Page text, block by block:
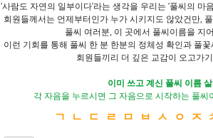
'사람도 자연의 일부이다'라는 생각을 우리는 '풀씨의 마
회원들께서는 언제부터인가 누가 시키지도 않았건만,
풀씨 여러분, 이 곳에서 풀씨이름을 지
이런 기회를 통해 풀씨 한 분 한분의 정체성 확인과 풀
회원들끼리 더 깊은 교감이 오고가
이미 쓰고 계신 풀씨 이름 살
각 자음을 누르시면 그 자음으로 시작하는 풀씨
ㄱ ㄴ ㄷ ㄹ ㅁ ㅂ ㅅ ㅇ ㅈ